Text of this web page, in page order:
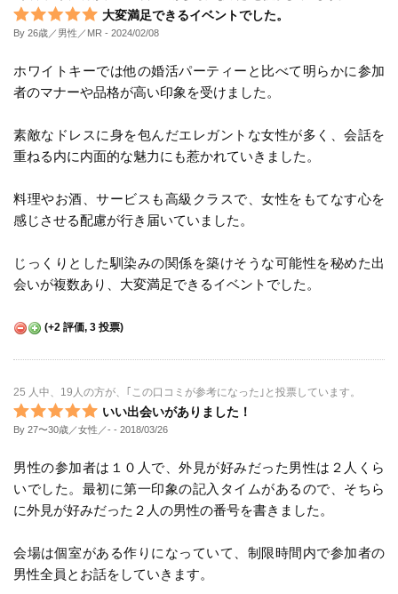
大変満足できるイベントでした。
By 26歳／男性／MR - 2024/02/08
ホワイトキーでは他の婚活パーティーと比べて明らかに参加
者のマナーや品格が高い印象を受けました。
素敵なドレスに身を包んだエレガントな女性が多く、会話を
重ねる内に内面的な魅力にも惹かれていきました。
料理やお酒、サービスも高級クラスで、女性をもてなす心を
感じさせる配慮が行き届いていました。
じっくりとした馴染みの関係を築けそうな可能性を秘めた出
会いが複数あり、大変満足できるイベントでした。
(+2 評価, 3 投票)
25 人中、19人の方が、｢この口コミが参考になった｣と投票しています。
いい出会いがありました！
By 27〜30歳／女性／- - 2018/03/26
男性の参加者は１０人で、外見が好みだった男性は２人くら
いでした。最初に第一印象の記入タイムがあるので、そちら
に外見が好みだった２人の男性の番号を書きました。
会場は個室がある作りになっていて、制限時間内で参加者の
男性全員とお話をしていきます。